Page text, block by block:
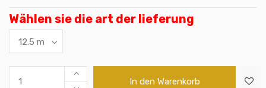
Wählen sie die art der lieferung
In den Warenkorb